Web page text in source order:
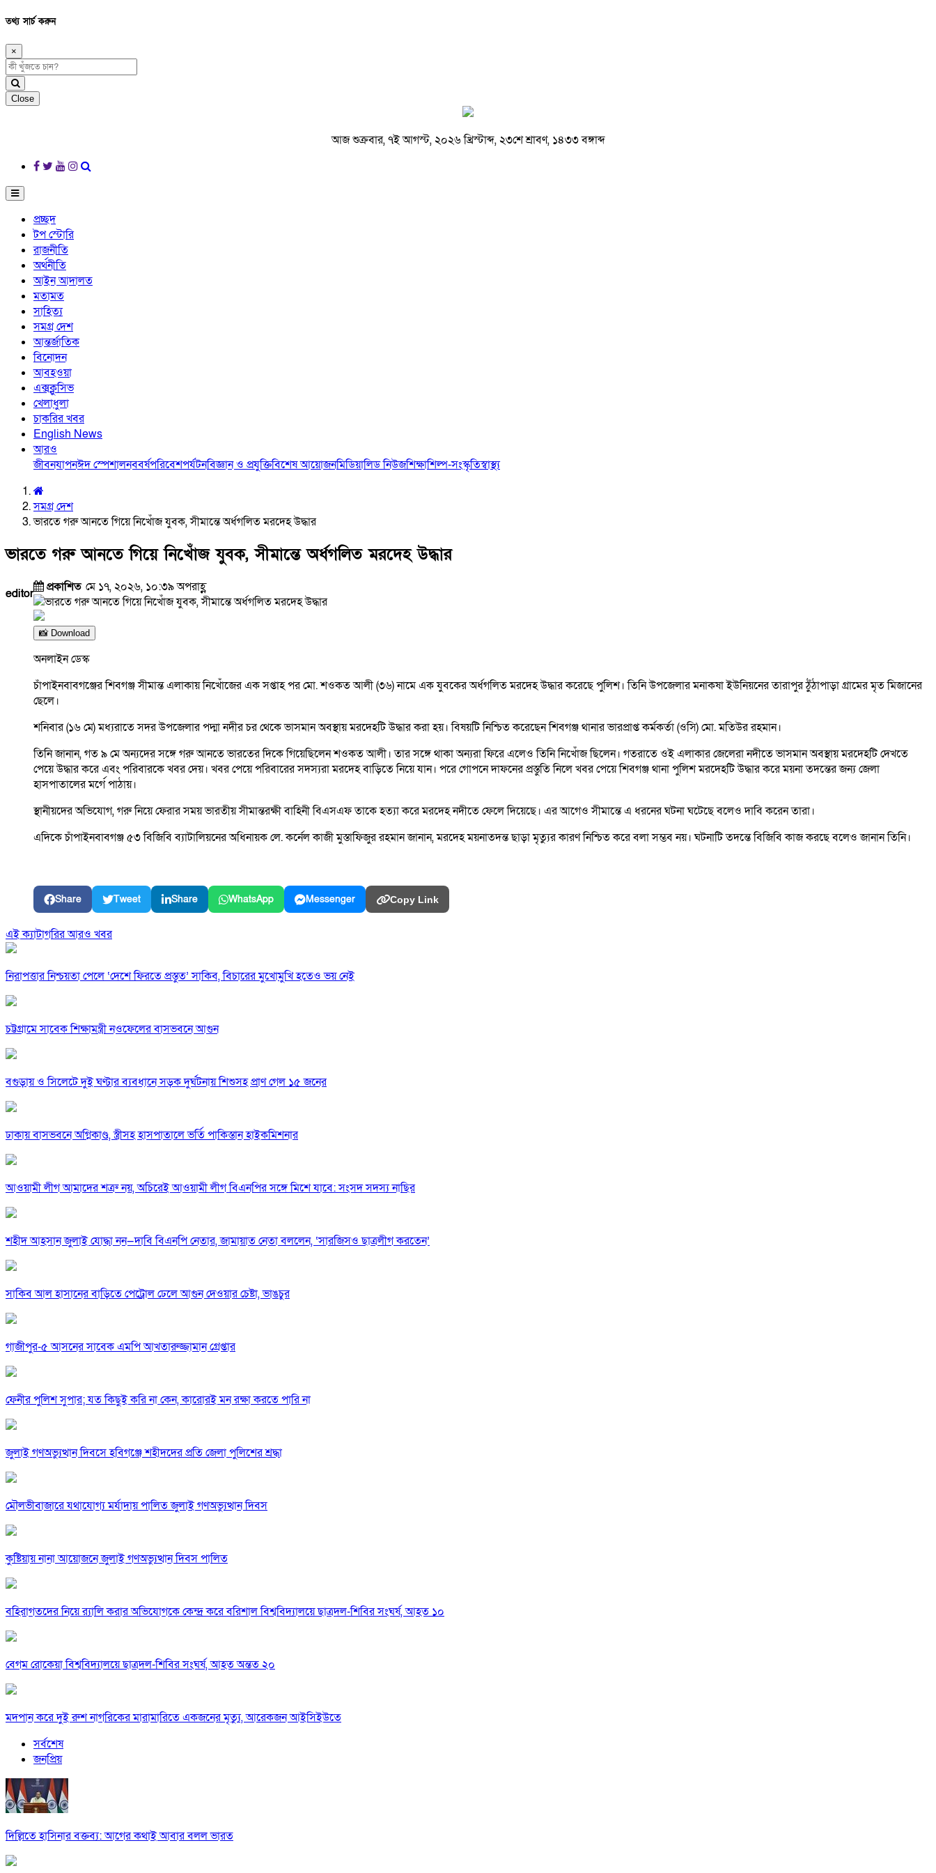
তথ্য সার্চ করুন
×
Close
আজ শুক্রবার, ৭ই আগস্ট, ২০২৬ খ্রিস্টাব্দ, ২৩শে শ্রাবণ, ১৪৩৩ বঙ্গাব্দ
প্রচ্ছদ
টপ স্টোরি
রাজনীতি
অর্থনীতি
আইন আদালত
মতামত
সাহিত্য
সমগ্র দেশ
আন্তর্জাতিক
বিনোদন
আবহওয়া
এক্সক্লুসিভ
খেলাধুলা
চাকরির খবর
English News
আরও
জীবনযাপনঈদ স্পেশালনববর্ষপরিবেশপর্যটনবিজ্ঞান ও প্রযুক্তিবিশেষ আয়োজনমিডিয়ালিড নিউজশিক্ষাশিল্প-সংস্কৃতিস্বাস্থ্য
সমগ্র দেশ
ভারতে গরু আনতে গিয়ে নিখোঁজ যুবক, সীমান্তে অর্ধগলিত মরদেহ উদ্ধার
ভারতে গরু আনতে গিয়ে নিখোঁজ যুবক, সীমান্তে অর্ধগলিত মরদেহ উদ্ধার
editor প্রকাশিত মে ১৭, ২০২৬, ১০:৩৯ অপরাহ্ণ
📸 Download
অনলাইন ডেস্ক
চাঁপাইনবাবগঞ্জের শিবগঞ্জ সীমান্ত এলাকায় নিখোঁজের এক সপ্তাহ পর মো. শওকত আলী (৩৬) নামে এক যুবকের অর্ধগলিত মরদেহ উদ্ধার করেছে পুলিশ। তিনি উপজেলার মনাকষা ইউনিয়নের তারাপুর ঠুঁঠাপাড়া গ্রামের মৃত মিজানের
ছেলে।
শনিবার (১৬ মে) মধ্যরাতে সদর উপজেলার পদ্মা নদীর চর থেকে ভাসমান অবস্থায় মরদেহটি উদ্ধার করা হয়। বিষয়টি নিশ্চিত করেছেন শিবগঞ্জ থানার ভারপ্রাপ্ত কর্মকর্তা (ওসি) মো. মতিউর রহমান।
তিনি জানান, গত ৯ মে অন্যদের সঙ্গে গরু আনতে ভারতের দিকে গিয়েছিলেন শওকত আলী। তার সঙ্গে থাকা অন্যরা ফিরে এলেও তিনি নিখোঁজ ছিলেন। গতরাতে ওই এলাকার জেলেরা নদীতে ভাসমান অবস্থায় মরদেহটি দেখতে
পেয়ে উদ্ধার করে এবং পরিবারকে খবর দেয়। খবর পেয়ে পরিবারের সদস্যরা মরদেহ বাড়িতে নিয়ে যান। পরে গোপনে দাফনের প্রস্তুতি নিলে খবর পেয়ে শিবগঞ্জ থানা পুলিশ মরদেহটি উদ্ধার করে ময়না তদন্তের জন্য জেলা
হাসপাতালের মর্গে পাঠায়।
স্থানীয়দের অভিযোগ, গরু নিয়ে ফেরার সময় ভারতীয় সীমান্তরক্ষী বাহিনী বিএসএফ তাকে হত্যা করে মরদেহ নদীতে ফেলে দিয়েছে। এর আগেও সীমান্তে এ ধরনের ঘটনা ঘটেছে বলেও দাবি করেন তারা।
এদিকে চাঁপাইনবাবগঞ্জ ৫৩ বিজিবি ব্যাটালিয়নের অধিনায়ক লে. কর্নেল কাজী মুস্তাফিজুর রহমান জানান, মরদেহ ময়নাতদন্ত ছাড়া মৃত্যুর কারণ নিশ্চিত করে বলা সম্ভব নয়। ঘটনাটি তদন্তে বিজিবি কাজ করছে বলেও জানান তিনি।
Share Tweet Share WhatsApp Messenger Copy Link
এই ক্যাটাগরির আরও খবর
নিরাপত্তার নিশ্চয়তা পেলে ‘দেশে ফিরতে প্রস্তুত’ সাকিব, বিচারের মুখোমুখি হতেও ভয় নেই
চট্টগ্রামে সাবেক শিক্ষামন্ত্রী নওফেলের বাসভবনে আগুন
বগুড়ায় ও সিলেটে দুই ঘণ্টার ব্যবধানে সড়ক দুর্ঘটনায় শিশুসহ প্রাণ গেল ১৫ জনের
ঢাকায় বাসভবনে অগ্নিকাণ্ড, স্ত্রীসহ হাসপাতালে ভর্তি পাকিস্তান হাইকমিশনার
আওয়ামী লীগ আমাদের শত্রু নয়, অচিরেই আওয়ামী লীগ বিএনপির সঙ্গে মিশে যাবে: সংসদ সদস্য নাছির
শহীদ আহসান জুলাই যোদ্ধা নন—দাবি বিএনপি নেতার, জামায়াত নেতা বললেন, ‘সারজিসও ছাত্রলীগ করতেন’
সাকিব আল হাসানের বাড়িতে পেট্রোল ঢেলে আগুন দেওয়ার চেষ্টা, ভাঙচুর
গাজীপুর-৫ আসনের সাবেক এমপি আখতারুজ্জামান গ্রেপ্তার
ফেনীর পুলিশ সুপার; যত কিছুই করি না কেন, কারোরই মন রক্ষা করতে পারি না
জুলাই গণঅভ্যুত্থান দিবসে হবিগঞ্জে শহীদদের প্রতি জেলা পুলিশের শ্রদ্ধা
মৌলভীবাজারে যথাযোগ্য মর্যাদায় পালিত জুলাই গণঅভ্যুত্থান দিবস
কুষ্টিয়ায় নানা আয়োজনে জুলাই গণঅভ্যুত্থান দিবস পালিত
বহিরাগতদের নিয়ে র‍্যালি করার অভিযোগকে কেন্দ্র করে বরিশাল বিশ্ববিদ্যালয়ে ছাত্রদল-শিবির সংঘর্ষ, আহত ১০
বেগম রোকেয়া বিশ্ববিদ্যালয়ে ছাত্রদল-শিবির সংঘর্ষ, আহত অন্তত ২০
মদপান করে দুই রুশ নাগরিকের মারামারিতে একজনের মৃত্যু, আরেকজন আইসিইউতে
সর্বশেষ
জনপ্রিয়
দিল্লিতে হাসিনার বক্তব্য: আগের কথাই আবার বলল ভারত